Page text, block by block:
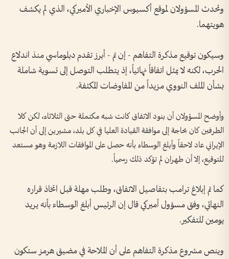
وتحدث المسؤولان لموقع أكسيوس الإخباري الأميركي، الذي لم يكشف
هويتهما.
وسيكون توقيع مذكرة التفاهم - إن تم - أبرز تقدم دبلوماسي منذ اندلاع
الحرب، لكنه لا يمثل اتفاقاً نهائياً، إذ يتطلب التوصل إلى تسوية شاملة
بشأن الملف النووي مزيداً من المفاوضات المكثفة.
وأوضح المسؤولان أن بنود الاتفاق كانت شبه مكتملة حتى الثلاثاء، لكن كلا
الطرفين كان بحاجة إلى موافقة القيادة العليا في كل بلد، مشيرين إلى أن الجانب
الإيراني عاد لاحقاً وأبلغ الوسطاء بأنه حصل على الموافقات اللازمة وهو مستعد
للتوقيع، إلا أن طهران لم تؤكد ذلك رسمياً.
كما تم إبلاغ ترامب بتفاصيل الاتفاق، وطلب مهلة قبل اتخاذ قراره
النهائي، وفق مسؤول أميركي قال إن الرئيس أبلغ الوسطاء بأنه يريد
يومين للتفكير.
وينص مشروع مذكرة التفاهم على أن الملاحة في مضيق هرمز ستكون